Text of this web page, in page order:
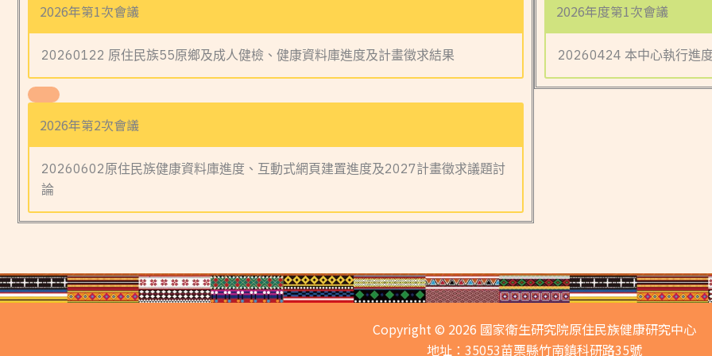
2026年第1次會議
20260122 原住民族55原鄉及成人健檢、健康資料庫進度及計畫徵求結果
2026年第2次會議
20260602原住民族健康資料庫進度、互動式網頁建置進度及2027計畫徵求議題討
論
2026年度第1次會議
20260424 本中心執行進
Copyright © 2026 國家衛生研究院原住民族健康研究中心
地址：35053苗栗縣竹南鎮科研路35號